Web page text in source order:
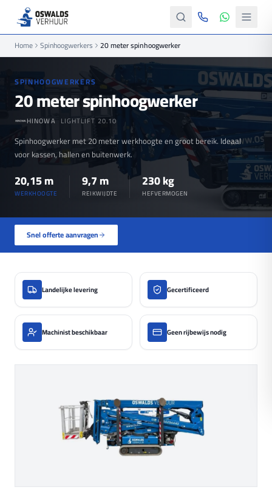
Home Spinhoogwerkers 20 meter spinhoogwerker
SPINHOOGWERKERS
20 meter spinhoogwerker
HINOWA LIGHTLIFT 20.10
Spinhoogwerker met 20 meter werkhoogte en groot bereik. Ideaal
voor kassen, hallen en buitenwerk.
20,15 m
WERKHOOGTE
9,7 m
REIKWIJDTE
230 kg
HEFVERMOGEN
Snel offerte aanvragen
Landelijke levering Gecertificeerd
Machinist beschikbaar Geen rijbewijs nodig